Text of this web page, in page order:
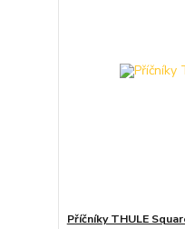
Příčníky THULE